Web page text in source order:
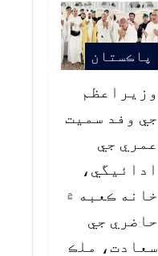
پاڪستان
وزيراعظم
جي وفد سميت
عمري جي
ادائيگي،
خانه ڪعبه ۾
حاضري جي
سعادت، ملڪ